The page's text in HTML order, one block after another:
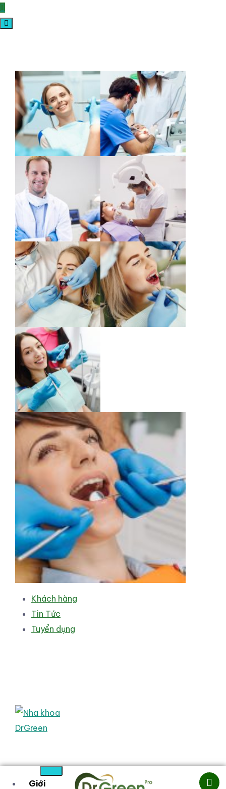
Khách hàng
Tin Tức
Tuyển dụng
Giới